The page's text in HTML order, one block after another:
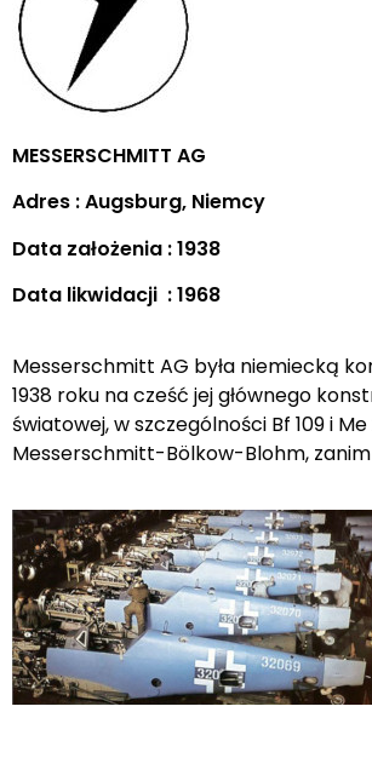
MESSERSCHMITT AG
Adres : Augsburg, Niemcy
Data założenia : 1938
Data likwidacji : 1968
Messerschmitt AG była niemiecką
1938 roku na cześć jej głównego
światowej, w szczególności Bf 109 i
Messerschmitt-Bölkow-Blohm, zanim